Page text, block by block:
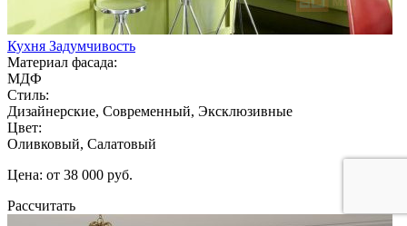
Кухня Задумчивость
Материал фасада:
МДФ
Стиль:
Дизайнерские, Современный, Эксклюзивные
Цвет:
Оливковый, Салатовый
Цена: от 38 000 руб.
Рассчитать